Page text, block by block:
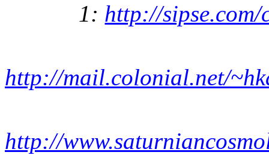
1: http://
http://mail.colonial.net/
http://